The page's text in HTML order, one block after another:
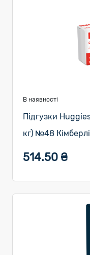
В наявності
Підгузки
кг) №48
514.50 ₴